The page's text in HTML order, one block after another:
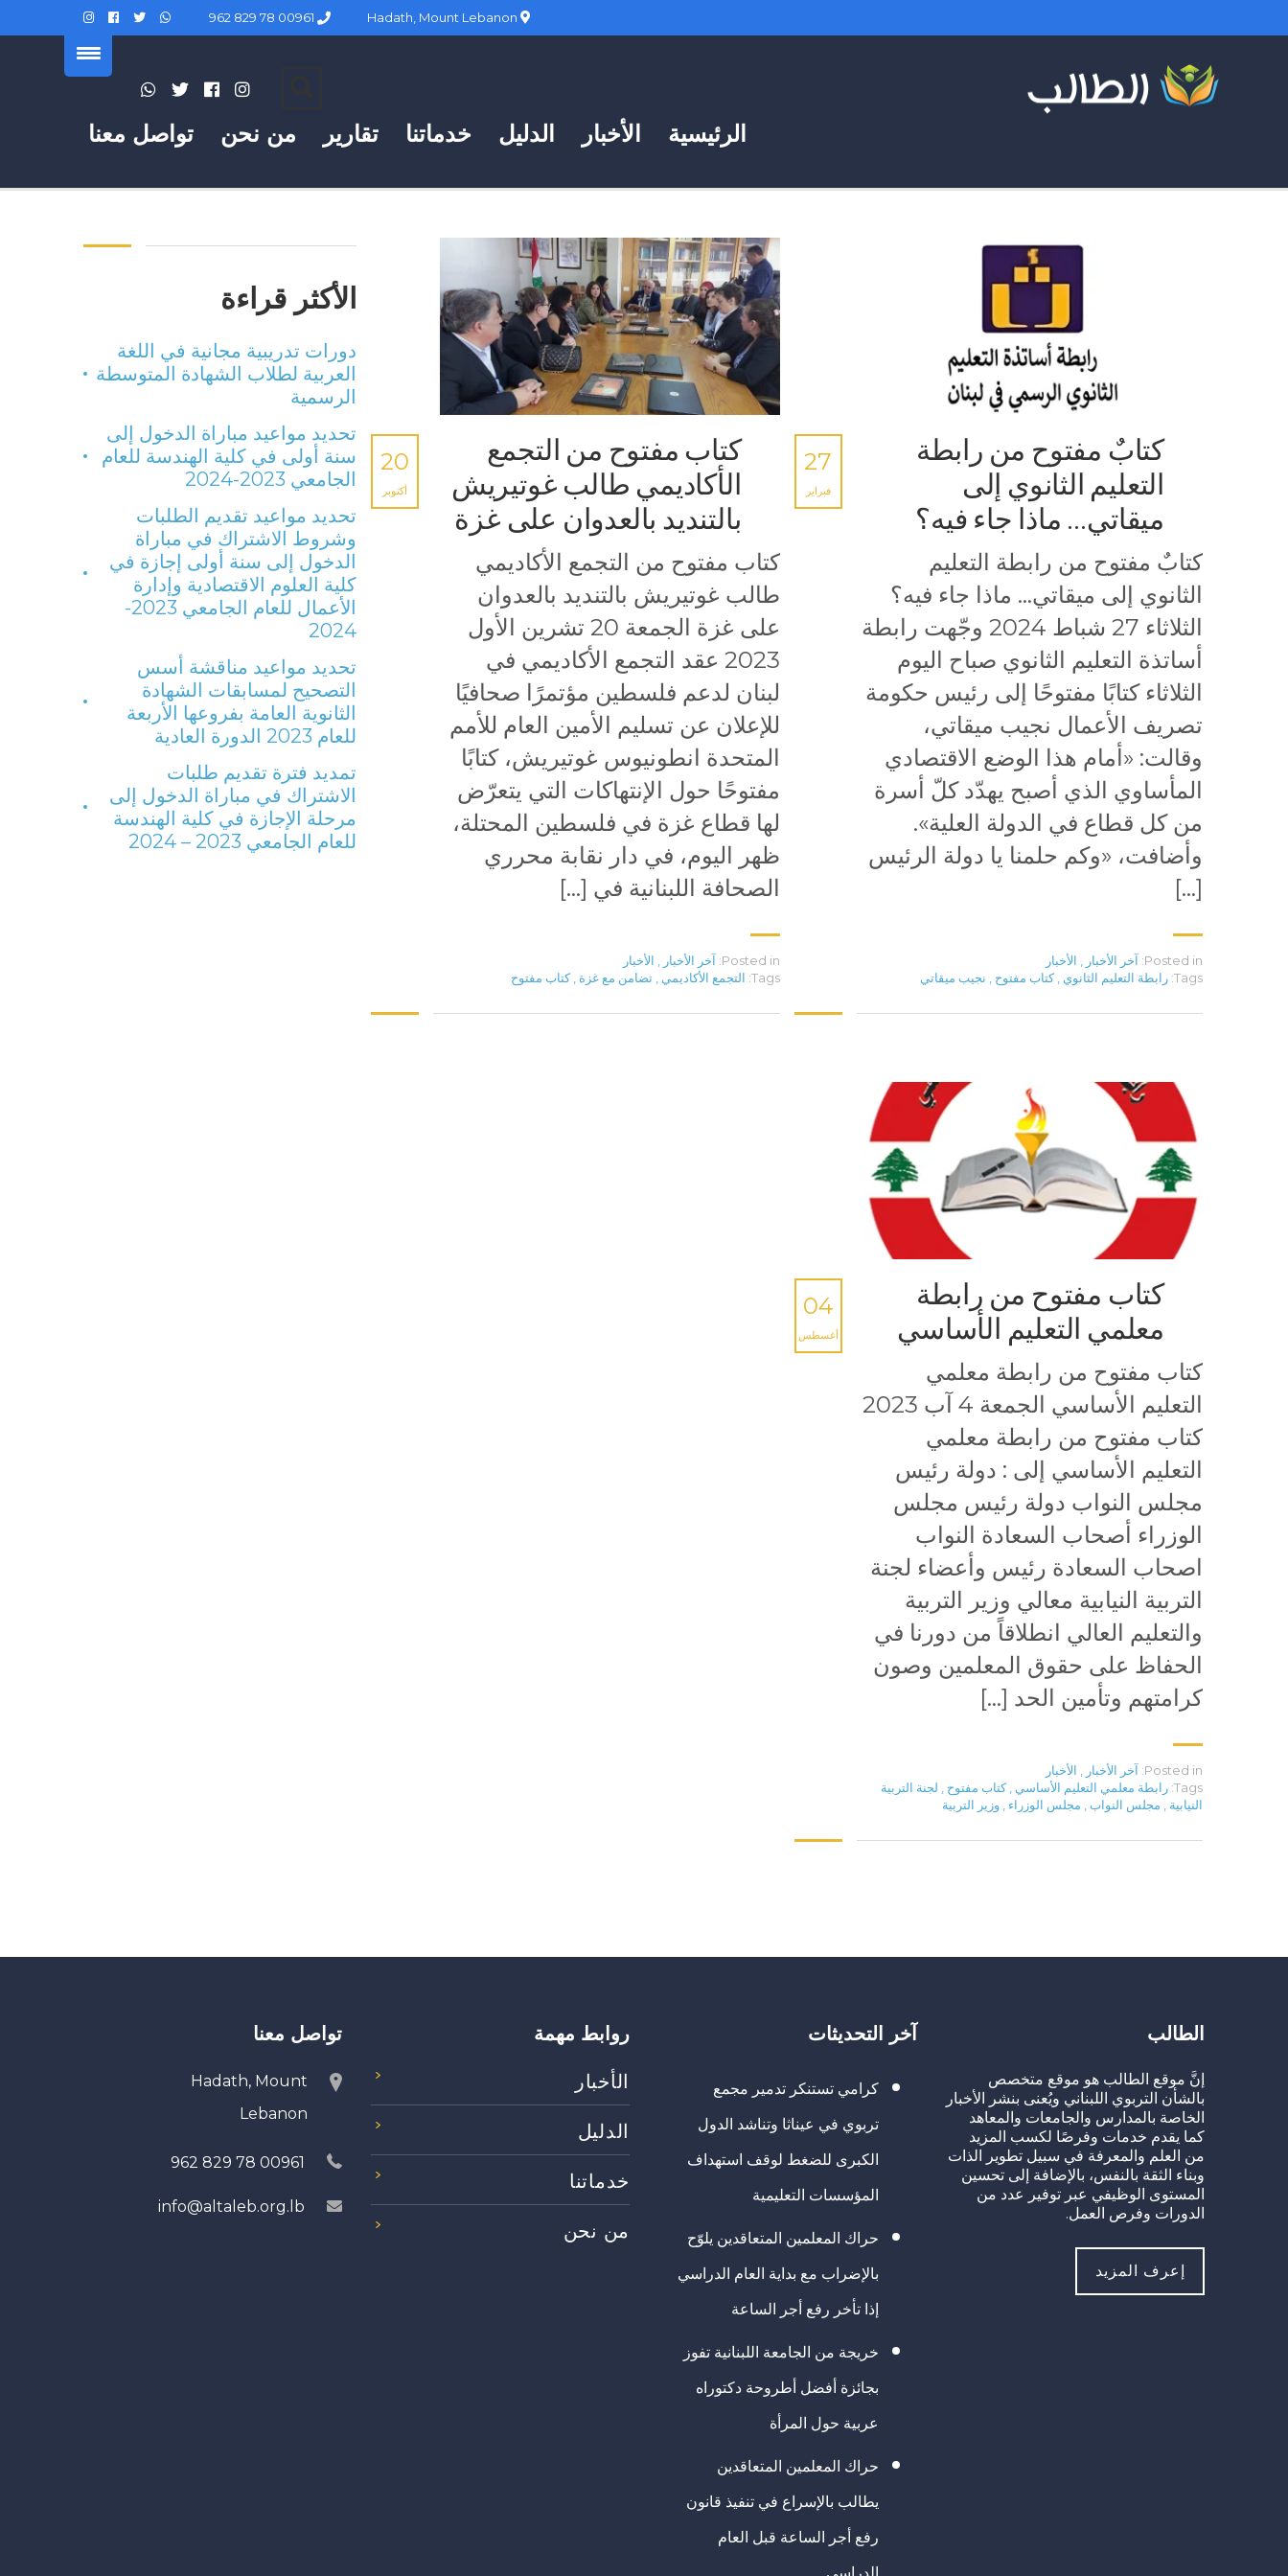
تواصل معنا من نحن تقارير خدماتنا الدليل الأخبار الرئيسية
كتابٌ مفتوح من رابطة
التعليم الثانوي إلى
ميقاتي… ماذا جاء فيه؟
27
فبراير
كتابٌ مفتوح من رابطة التعليم
الثانوي إلى ميقاتي… ماذا جاء فيه؟
الثلاثاء 27 شباط 2024 وجّهت رابطة
أساتذة التعليم الثانوي صباح اليوم
الثلاثاء كتابًا مفتوحًا إلى رئيس حكومة
تصريف الأعمال نجيب ميقاتي،
وقالت: «أمام هذا الوضع الاقتصادي
المأساوي الذي أصبح يهدّد كلّ أسرة
من كل قطاع في الدولة العلية».
وأضافت، «وكم حلمنا يا دولة الرئيس
[…]
Posted in: آخر الأخبار
الأخبار
Tags: رابطة التعليم الثانوي كتاب مفتوح نجيب ميقاتي
كتاب مفتوح من التجمع
الأكاديمي طالب غوتيريش
بالتنديد بالعدوان على غزة
20
أكتوبر
كتاب مفتوح من التجمع الأكاديمي
طالب غوتيريش بالتنديد بالعدوان
على غزة الجمعة 20 تشرين الأول
2023 عقد التجمع الأكاديمي في
لبنان لدعم فلسطين مؤتمرًا صحافيًا
للإعلان عن تسليم الأمين العام للأمم
المتحدة انطونيوس غوتيريش، كتابًا
مفتوحًا حول الإنتهاكات التي يتعرّض
لها قطاع غزة في فلسطين المحتلة،
ظهر اليوم، في دار نقابة محرري
الصحافة اللبنانية في […]
Posted in: آخر الأخبار
الأخبار
Tags: التجمع الأكاديمي تضامن مع غزة كتاب مفتوح
كتاب مفتوح من رابطة
معلمي التعليم الأساسي
04
أغسطس
كتاب مفتوح من رابطة معلمي
التعليم الأساسي الجمعة 4 آب 2023
كتاب مفتوح من رابطة معلمي
التعليم الأساسي إلى : دولة رئيس
مجلس النواب دولة رئيس مجلس
الوزراء أصحاب السعادة النواب
اصحاب السعادة رئيس وأعضاء لجنة
التربية النيابية معالي وزير التربية
والتعليم العالي انطلاقاً من دورنا في
الحفاظ على حقوق المعلمين وصون
كرامتهم وتأمين الحد […]
Posted in: آخر الأخبار , الأخبار
Tags: رابطة معلمي التعليم الأساسي , كتاب مفتوح , لجنة التربية
النيابية , مجلس النواب, مجلس الوزراء , وزير التربية
الأكثر قراءة
دورات تدريبية مجانية في اللغة
العربية لطلاب الشهادة المتوسطة
الرسمية
تحديد مواعيد مباراة الدخول إلى
سنة أولى في كلية الهندسة للعام
الجامعي 2023-2024
تحديد مواعيد تقديم الطلبات
وشروط الاشتراك في مباراة
الدخول إلى سنة أولى إجازة في
كلية العلوم الاقتصادية وإدارة
الأعمال للعام الجامعي 2023-
2024
تحديد مواعيد مناقشة أسس
التصحيح لمسابقات الشهادة
الثانوية العامة بفروعها الأربعة
للعام 2023 الدورة العادية
تمديد فترة تقديم طلبات
الاشتراك في مباراة الدخول إلى
مرحلة الإجازة في كلية الهندسة
للعام الجامعي 2023 – 2024
الطالب
إنَّ موقع الطالب هو موقع متخصص
بالشأن التربوي اللبناني ويُعنى بنشر الأخبار
الخاصة بالمدارس والجامعات والمعاهد
كما يقدم خدمات وفرصًا لكسب المزيد
من العلم والمعرفة في سبيل تطوير الذات
وبناء الثقة بالنفس، بالإضافة إلى تحسين
المستوى الوظيفي عبر توفير عدد من
الدورات وفرص العمل.
إعرف المزيد
آخر التحديثات
كرامي تستنكر تدمير مجمع
تربوي في عيناثا وتناشد الدول
الكبرى للضغط لوقف استهداف
المؤسسات التعليمية
حراك المعلمين المتعاقدين يلوّح
بالإضراب مع بداية العام الدراسي
إذا تأخر رفع أجر الساعة
خريجة من الجامعة اللبنانية تفوز
بجائزة أفضل أطروحة دكتوراه
عربية حول المرأة
حراك المعلمين المتعاقدين
يطالب بالإسراع في تنفيذ قانون
رفع أجر الساعة قبل العام
روابط مهمة
الأخبار
الدليل
خدماتنا
من نحن
تواصل معنا
Hadath, Mount
Lebanon
00961 78 829 962
info@altaleb.org.lb